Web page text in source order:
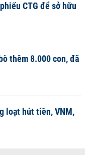
CTG để sở hữu
thêm 8.000 con, đã
loạt hút tiền, VNM,